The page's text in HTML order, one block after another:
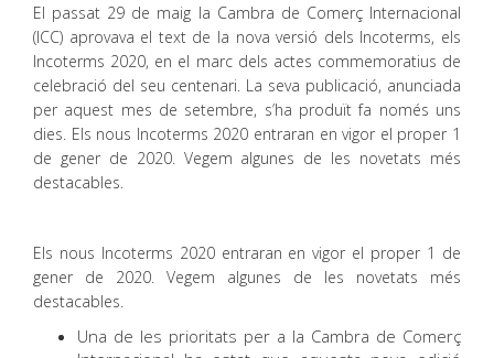
El passat 29 de maig la Cambra de Comerç Internacional
(ICC) aprovava el text de la nova versió dels Incoterms, els
Incoterms 2020, en el marc dels actes commemoratius de
celebració del seu centenari. La seva publicació, anunciada
per aquest mes de setembre, s’ha produït fa només uns
dies. Els nous Incoterms 2020 entraran en vigor el proper 1
de gener de 2020. Vegem algunes de les novetats més
destacables.
Els nous Incoterms 2020 entraran en vigor el proper 1 de
gener de 2020. Vegem algunes de les novetats més
destacables.
Una de les prioritats per a la Cambra de Comerç